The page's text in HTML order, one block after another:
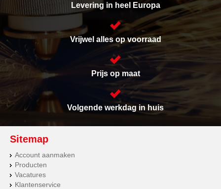
Levering in heel Europa
Vrijwel alles op voorraad
Prijs op maat
Volgende werkdag in huis
Sitemap
Account aanmaken
Producten
Vacatures
Klantenservice